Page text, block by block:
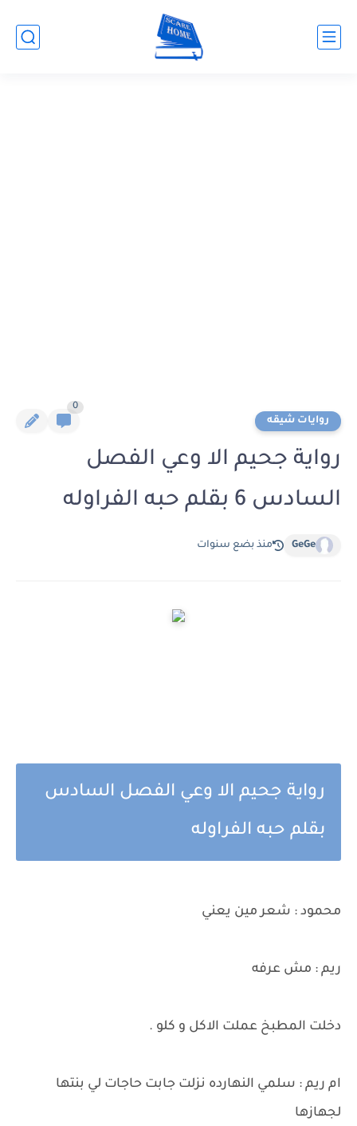
روايات شيقه
0
رواية جحيم الا وعي الفصل
السادس 6 بقلم حبه الفراوله
GeGe منذ بضع سنوات
رواية جحيم الا وعي الفصل السادس
بقلم حبه الفراوله
محمود : شعر مين يعني
ريم : مش عرفه
دخلت المطبخ عملت الاكل و كلو .
ام ريم : سلمي النهارده نزلت جابت حاجات لي بنتها
لجهازها